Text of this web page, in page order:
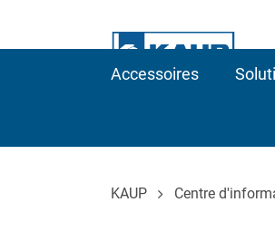
Accessoires
KAUP Centre